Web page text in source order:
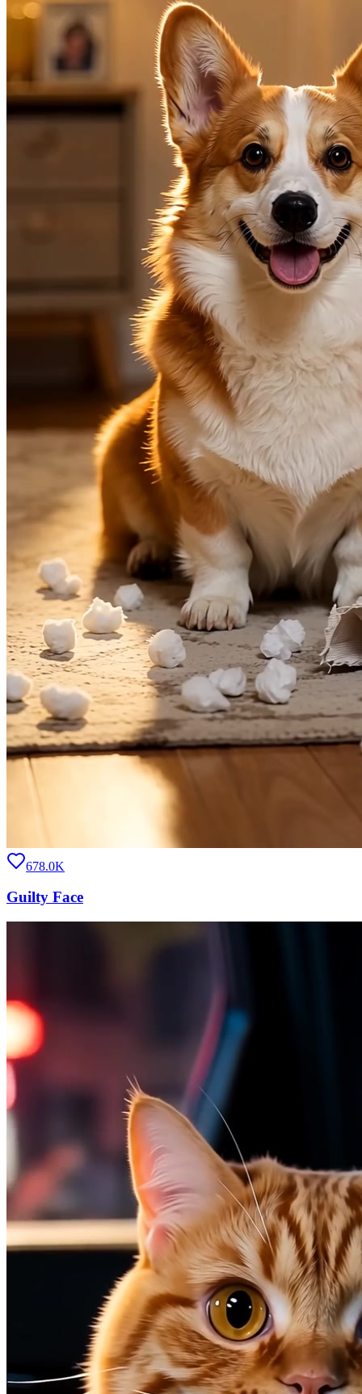
678.0K
Guilty Face